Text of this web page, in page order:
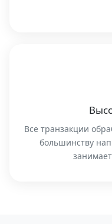
Все транзакции
большинству